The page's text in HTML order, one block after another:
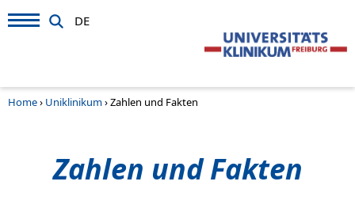
DE
Home› Uniklinikum›Zahlen und Fakten
Zahlen und Fakten